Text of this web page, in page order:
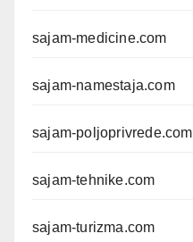
sajam-medicine.com
sajam-namestaja.com
sajam-poljoprivrede.com
sajam-tehnike.com
sajam-turizma.com